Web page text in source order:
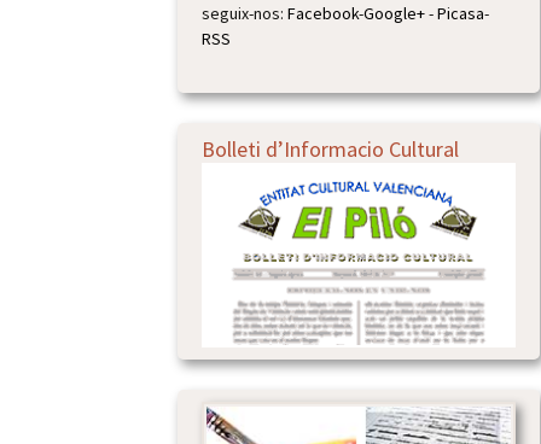
seguix-nos: Facebook-Google+-Picasa-
RSS
Bolleti d’Informacio Cultural